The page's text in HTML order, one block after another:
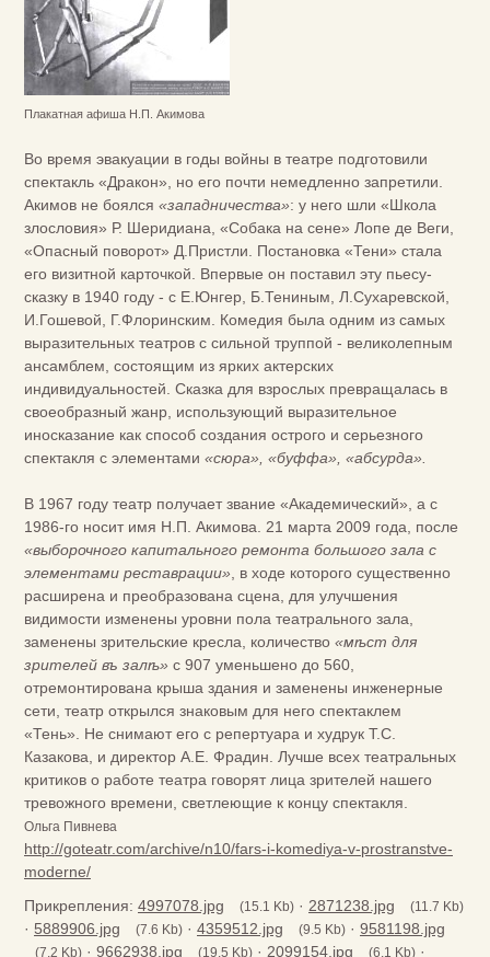
Плакатная афиша Н.П. Акимова
Во время эвакуации в годы войны в театре подготовили
спектакль «Дракон», но его почти немедленно запретили.
Акимов не боялся «западничества»: у него шли «Школа
злословия» Р. Шеридиана, «Собака на сене» Лопе де Веги,
«Опасный поворот» Д.Пристли. Постановка «Тени» стала
его визитной карточкой. Впервые он поставил эту пьесу-
сказку в 1940 году - с Е.Юнгер, Б.Тениным, Л.Сухаревской,
И.Гошевой, Г.Флоринским. Комедия была одним из самых
выразительных театров с сильной труппой - великолепным
ансамблем, состоящим из ярких актерских
индивидуальностей. Сказка для взрослых превращалась в
своеобразный жанр, использующий выразительное
иносказание как способ создания острого и серьезного
спектакля с элементами «сюра», «буффа», «абсурда».
В 1967 году театр получает звание «Академический», а с
1986-го носит имя Н.П. Акимова. 21 марта 2009 года, после
«выборочного капитального ремонта большого зала с
элементами реставрации» , в ходе которого существенно
расширена и преобразована сцена, для улучшения
видимости изменены уровни пола театрального зала,
заменены зрительские кресла, количество «мѣст для
зрителей въ залѣ» с 907 уменьшено до 560,
отремонтирована крыша здания и заменены инженерные
сети, театр открылся знаковым для него спектаклем
«Тень». Не снимают его с репертуара и худрук Т.С.
Казакова, и директор А.Е. Фрадин. Лучше всех театральных
критиков о работе театра говорят лица зрителей нашего
тревожного времени, светлеющие к концу спектакля.
Ольга Пивнева
http://goteatr.com/archive/n10/fars-i-komediya-v-prostranstve-
moderne/
Прикрепления: 4997078.jpg (15.1 Kb) · 2871238.jpg (11.7 Kb)
· 5889906.jpg (7.6 Kb) · 4359512.jpg (9.5 Kb) · 9581198.jpg
(7.2 Kb) · 9662938.jpg (19.5 Kb) · 2099154.jpg (6.1 Kb) ·